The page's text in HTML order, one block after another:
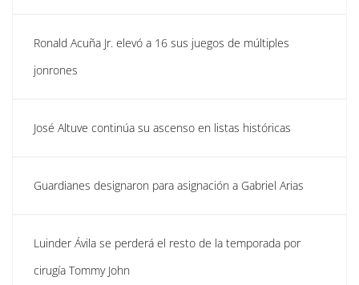
Ronald Acuña Jr. elevó a 16 sus juegos de múltiples
jonrones
José Altuve continúa su ascenso en listas históricas
Guardianes designaron para asignación a Gabriel Arias
Luinder Ávila se perderá el resto de la temporada por
cirugía Tommy John